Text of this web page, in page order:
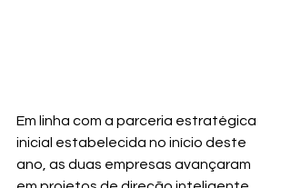
Em linha com a parceria estratégica
inicial estabelecida no início deste
ano, as duas empresas avançaram